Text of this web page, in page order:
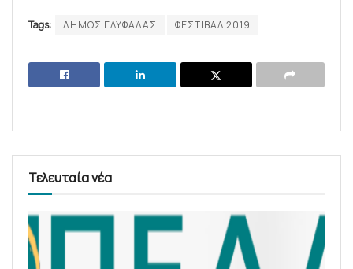
Tags: ΔΗΜΟΣ ΓΛΥΦΑΔΑΣ ΦΕΣΤΙΒΑΛ 2019
Τελευταία νέα